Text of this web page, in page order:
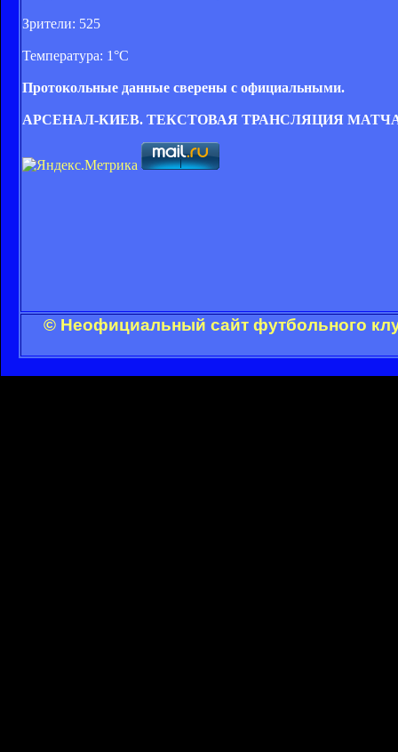
Зрители: 525
Температура: 1°C
Протокольные данные сверены с официальными.
АРСЕНАЛ-КИЕВ. ТЕКСТОВАЯ ТРАНСЛЯЦИЯ
© Неофициальный сайт футбольного